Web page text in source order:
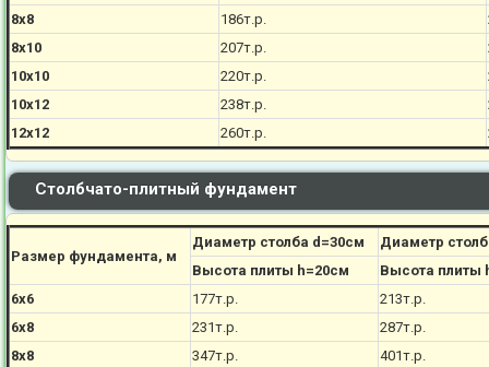
8х8
186т.р.
8х10
207т.р.
10х10
220т.р.
10х12
238т.р.
12х12
260т.р.
Столбчато-плитный фундамент
Размер фундамента, м
Диаметр столба d=30см
Диаметр
Высота плиты h=20см
Высота плиты
6х6
177т.р. 213т.р.
6х8
231т.р. 287т.р.
8х8
347т.р. 401т.р.